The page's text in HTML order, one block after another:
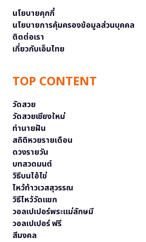
นโยบายคุกกี้
นโยบายการคุ้มครองข้อมูลส่วนบุคคล
ติดต่อเรา
เกี่ยวกับเอ็มไทย
TOP CONTENT
วัดสวย
วัดสวยเชียงใหม่
ทำนายฝัน
สถิติหวยรายเดือน
ดวงรายวัน
บทสวดมนต์
วิธีบนไอ้ไข่
ไหว้ท้าวเวสสุวรรณ
วิธีไหว้วัดแขก
วอลเปเปอร์พระแม่ลักษมี
วอลเปเปอร์ ฟรี
สีมงคล